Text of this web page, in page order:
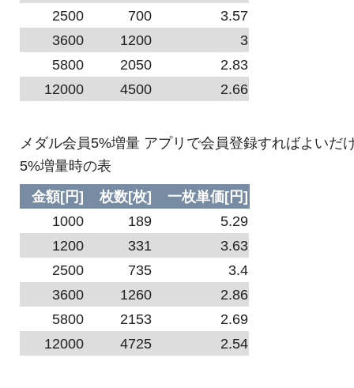
2500
700
3.57
3600
1200
3
5800
2050
2.83
12000
4500 2.66
メダル会員5%増量 アプリで会員登録すればよいだ
5%増量時の表
金額[円]
枚数[枚]
一枚単価[円]
1000
189
5.29
1200
331
3.63
2500
735
3.4
3600
1260
2.86
5800
2153
2.69
12000
4725 2.54